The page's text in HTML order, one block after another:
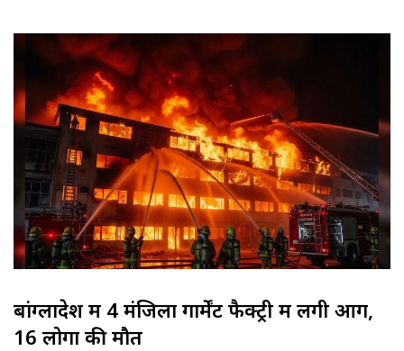
बांग्लादेश में 4 मंजिला गार्मेंट फैक्ट्री में लगी आग,
16 लोगों की मौत